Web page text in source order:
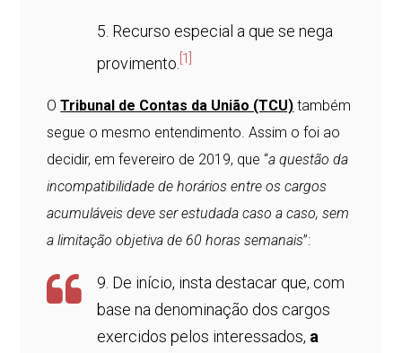
5. Recurso especial a que se nega
provimento. [1]
OTribunal de Contas da União (TCU) também
segue o mesmo entendimento. Assim o foi ao
decidir, em fevereiro de 2019, que “a questão da
incompatibilidade de horários entre os cargos
acumuláveis deve ser estudada caso a caso, sem
a limitação objetiva de 60 horas semanais”:
9. De início, insta destacar que, com
base na denominação dos cargos
exercidos pelos interessados, a